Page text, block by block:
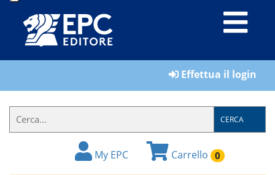
LIBRI
IL
FORMATORE
Effettua il login
CERCA
My EPC Carrello 0